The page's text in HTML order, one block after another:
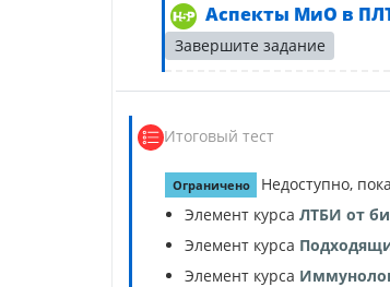
Аспекты МиО в
Завершите задание
Итоговый тест
Ограничено
Недоступно,
Элемент курсаЛТБИ от
Элемент курса
Элемент курса